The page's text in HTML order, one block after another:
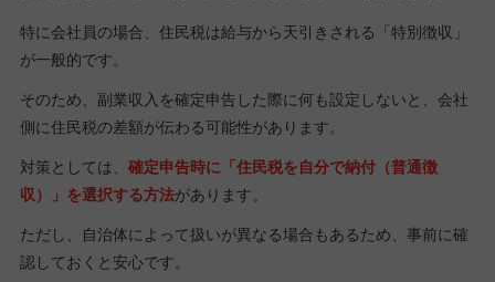
特に会社員の場合、住民税は給与から天引きされる「特別徴収」
が一般的です。
そのため、副業収入を確定申告した際に何も設定しないと、会社
側に住民税の差額が伝わる可能性があります。
対策としては、 確定申告時に「住民税を自分で納付（普通徴
収）」を選択する方法があります。
ただし、自治体によって扱いが異なる場合もあるため、事前に確
認しておくと安心です。